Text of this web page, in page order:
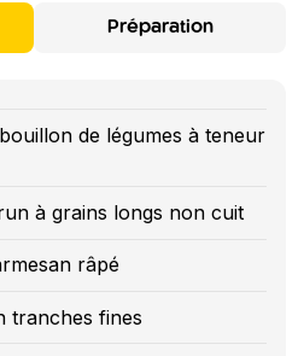
Préparation
de légumes à teneur
à grains longs non cuit
râpé
tranches fines